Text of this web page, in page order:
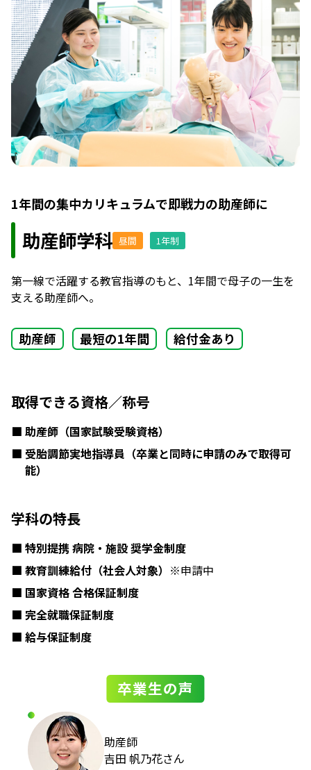
1年間の集中カリキュラムで即戦力の助産師に
助産師学科 昼間 1年制
第一線で活躍する教官指導のもと、1年間で母子の一生を
支える助産師へ。
助産師 最短の1年間 給付金あり
取得できる資格／称号
助産師（国家試験受験資格）
受胎調節実地指導員（卒業と同時に申請のみで取得可
能）
学科の特長
特別提携 病院・施設 奨学金制度
教育訓練給付（社会人対象） ※申請中
国家資格 合格保証制度
完全就職保証制度
給与保証制度
卒業生の声
助産師
吉田 帆乃花さん